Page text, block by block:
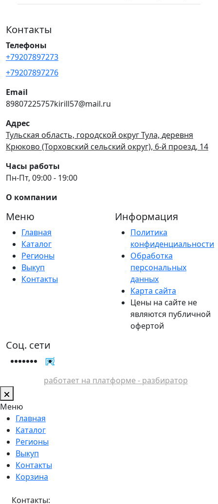
Контакты
Телефоны
+79207897273
+79207897276
Email
89807225757kirill57@mail.ru
Адрес
Тульская область, городской округ Тула, деревня
Крюково (Торховский сельский округ), 6-й проезд, 14
Часы работы
Пн-Пт, 09:00 - 19:00
О компании
Меню
Главная
Каталог
Регионы
Выкуп
Контакты
Информация
Политика
конфиденциальности
Обработка
персональных
данных
Карта сайта
Цены на сайте не
являются публичной
офертой
Соц. сети
работает на платформе - разбиратор
Меню
Главная
Каталог
Регионы
Выкуп
Контакты
Корзина
Контакты: